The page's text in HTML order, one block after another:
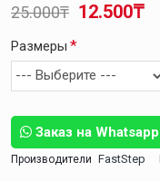
Заказ на Whatsapp
Производители FastStep
12.500₸
25.000₸
Размеры